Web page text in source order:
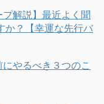
プ解説】最近よく聞
か？【幸運な先行バ
にやるべき３つのこ